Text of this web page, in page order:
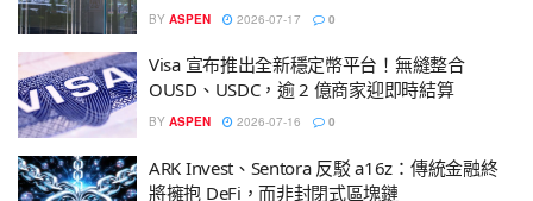
BY ASPEN 2026-07-17 0
Visa 宣布推出全新穩定幣平台！無縫整合
OUSD、USDC，逾 2 億商家迎即時結算
BY ASPEN 2026-07-16 0
ARK Invest、Sentora 反駁 a16z：傳統金融終
將擁抱 DeFi，而非封閉式區塊鏈